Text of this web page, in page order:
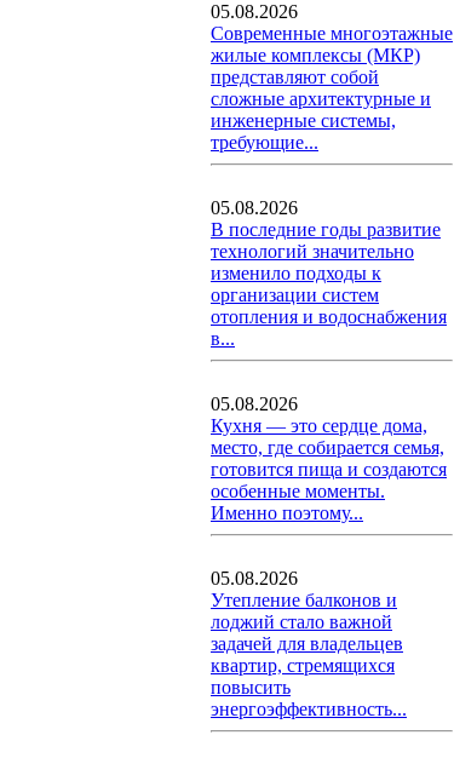
05.08.2026
Современные многоэтажные
жилые комплексы (МКР)
представляют собой
сложные архитектурные и
инженерные системы,
требующие...
05.08.2026
В последние годы развитие
технологий значительно
изменило подходы к
организации систем
отопления и водоснабжения
в...
05.08.2026
Кухня — это сердце дома,
место, где собирается семья,
готовится пища и создаются
особенные моменты.
Именно поэтому...
05.08.2026
Утепление балконов и
лоджий стало важной
задачей для владельцев
квартир, стремящихся
повысить
энергоэффективность...